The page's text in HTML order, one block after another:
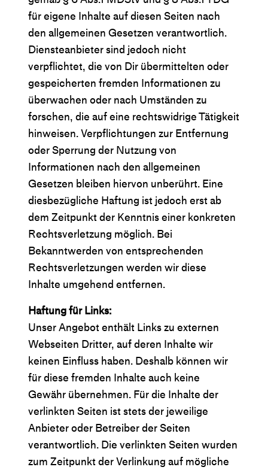
für eigene Inhalte auf diesen Seiten nach
den allgemeinen Gesetzen verantwortlich.
Diensteanbieter sind jedoch nicht
verpflichtet, die von Dir übermittelten oder
gespeicherten fremden Informationen zu
überwachen oder nach Umständen zu
forschen, die auf eine rechtswidrige Tätigkeit
hinweisen. Verpflichtungen zur Entfernung
oder Sperrung der Nutzung von
Informationen nach den allgemeinen
Gesetzen bleiben hiervon unberührt. Eine
diesbezügliche Haftung ist jedoch erst ab
dem Zeitpunkt der Kenntnis einer konkreten
Rechtsverletzung möglich. Bei
Bekanntwerden von entsprechenden
Rechtsverletzungen werden wir diese
Inhalte umgehend entfernen.
Haftung für Links:
Unser Angebot enthält Links zu externen
Webseiten Dritter, auf deren Inhalte wir
keinen Einfluss haben. Deshalb können wir
für diese fremden Inhalte auch keine
Gewähr übernehmen. Für die Inhalte der
verlinkten Seiten ist stets der jeweilige
Anbieter oder Betreiber der Seiten
verantwortlich. Die verlinkten Seiten wurden
zum Zeitpunkt der Verlinkung auf mögliche